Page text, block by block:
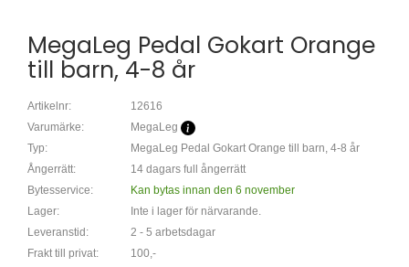
MegaLeg Pedal Gokart Orange
till barn, 4-8 år
Artikelnr:
12616
Varumärke:
MegaLeg
Typ:
MegaLeg Pedal Gokart Orange till barn, 4-8 år
Ångerrätt:
14 dagars full ångerrätt
Bytesservice:
Kan bytas innan den 6 november
Lager:
Inte i lager för närvarande.
Leveranstid:
2 - 5 arbetsdagar
Frakt till privat:
100,-